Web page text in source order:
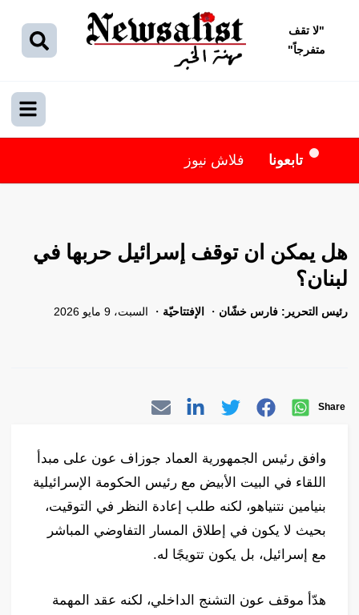
"لا تقف
متفرجاً"
تابعونا فلاش نيوز
هل يمكن ان توقف إسرائيل حربها في
لبنان؟
رئيس التحرير: فارس خشّان الإفتتاحيّة السبت، 9 مايو 2026
Share
وافق رئيس الجمهورية العماد جوزاف عون على مبدأ
اللقاء في البيت الأبيض مع رئيس الحكومة الإسرائيلية
بنيامين نتنياهو، لكنه طلب إعادة النظر في التوقيت،
بحيث لا يكون في إطلاق المسار التفاوضي المباشر
مع إسرائيل، بل يكون تتويجًا له.
هدّأ موقف عون التشنج الداخلي، لكنه عقد المهمة